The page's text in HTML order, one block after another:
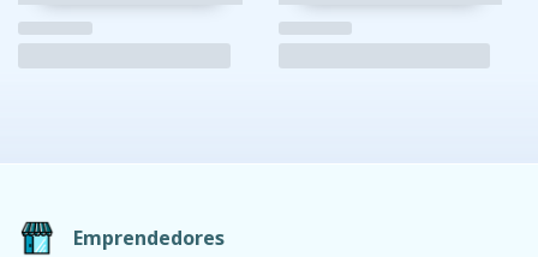
Emprendedores